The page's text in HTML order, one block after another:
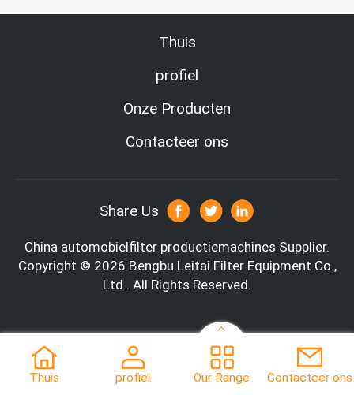
Thuis
profiel
Onze Producten
Contacteer ons
Share Us
China automobielfilter productiemachines Supplier.
Copyright © 2026 Bengbu Leitai Filter Equipment Co.,
Ltd.. All Rights Reserved.
Thuis profiel Our Range Contacteer ons